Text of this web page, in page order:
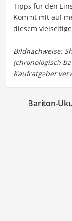
Tipps für den
Kommt mit auf
diesem
Bariton-